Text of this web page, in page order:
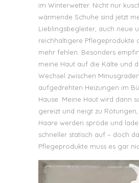
im Winterwetter. Nicht nur
wärmende Schuhe sind jetzt
Lieblingsbegleiter, auch neue
reichhaltigere Pflegeprodukte
mehr fehlen. Besonders
meine Haut auf die Kälte und
Wechsel zwischen
aufgedrehten Heizungen im
Hause. Meine Haut wird dann
gereizt und neigt zu
Haare werden spröde und
schneller statisch auf – doch
Pflegeprodukte muss es gar